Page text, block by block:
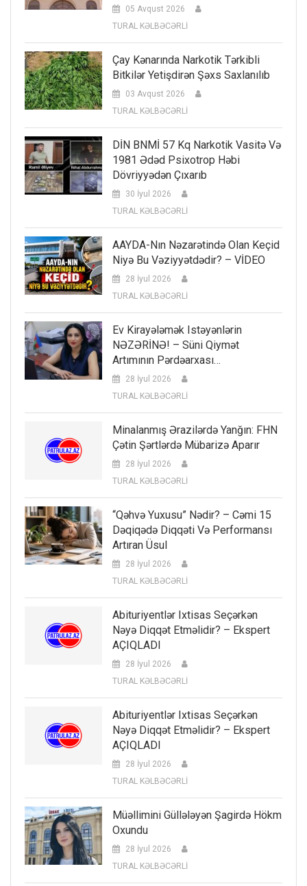
05 Avqust 2026
TURAL KƏLBƏCƏRLİ
Çay Kənarında Narkotik Tərkibli
Bitkilər Yetişdirən Şəxs Saxlanılıb
03 Avqust 2026
TURAL KƏLBƏCƏRLİ
DİN BNMİ 57 Kq Narkotik Vasitə Və
1981 Ədəd Psixotrop Həbi
Dövriyyədən Çıxarıb
30 İyul 2026
TURAL KƏLBƏCƏRLİ
AAYDA-Nın Nəzarətində Olan Keçid
Niyə Bu Vəziyyətdədir? – VİDEO
28 İyul 2026
TURAL KƏLBƏCƏRLİ
Ev Kirayələmək Istəyənlərin
NƏZƏRİNƏ! – Süni Qiymət
Artımının Pərdəarxası…
28 İyul 2026
TURAL KƏLBƏCƏRLİ
Minalanmış Ərazilərdə Yanğın: FHN
Çətin Şərtlərdə Mübarizə Aparır
28 İyul 2026
TURAL KƏLBƏCƏRLİ
“Qəhvə Yuxusu” Nədir? – Cəmi 15
Dəqiqədə Diqqəti Və Performansı
Artıran Üsul
28 İyul 2026
TURAL KƏLBƏCƏRLİ
Abituriyentlər Ixtisas Seçərkən
Nəyə Diqqət Etməlidir? – Ekspert
AÇIQLADI
28 İyul 2026
TURAL KƏLBƏCƏRLİ
Abituriyentlər Ixtisas Seçərkən
Nəyə Diqqət Etməlidir? – Ekspert
AÇIQLADI
28 İyul 2026
TURAL KƏLBƏCƏRLİ
Müəllimini Güllələyən Şagirdə Hökm
Oxundu
28 İyul 2026
TURAL KƏLBƏCƏRLİ